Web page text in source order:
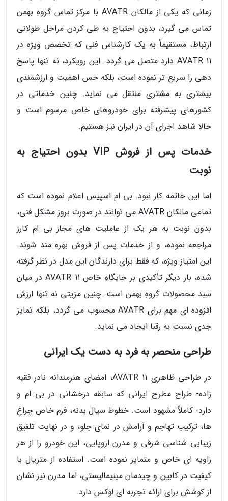
زمانی که یکی از مالکان AVATR با مرکز تماس گروهِ بهمن
تماس می گیرد، بدون احتیاج به طی کردن مراحل طولانی
ارتباط، مستقیماً به یک کارشناس فنی که تخصص ویژه در
AVATR 11 دارد متصل می گردد. این رویکرد، نه تنها پاسخ
دهی را سریع تر نموده است، بلکه حس اهمیت و ارزشمندی
بیشتری به مشتری منتقل می نماید. چنین خدماتی در
کشورهای پیشرفته برای خودروهای خاص مرسوم است و
حالا شاهد اجرای آن در ایران نیز هستیم.
خدمات پس از فروش VIP بدون احتیاج به
نوبت
اما این خاتمه کار نبود. بی ام اسپیس اعلام نموده است که
تمامی مالکان AVATR می توانند در صورت بروز مشکل فنی،
بدون نوبت به هر یک از عاملیت های مجاز بی ام کارز
مراجعه نموده، و از خدمات پس از فروش بهره مند شوند.
این امتیاز ویژه، که فقط برای دارندگان این مدل در نظر گرفته
شده، بار دیگر تأکیدی بر جایگاهِ خاص AVATR 11 در میان
سبد محصولات گروهِ بهمن است. چنین مزیتی نه تنها ارزش
افزوده ای مهم برای AVATR محسوب می گردد، بلکه تمایز
جدی نسبت به رقبا ایجاد می نماید.
طراحی منحصر به فرد به دست یک ایرانی
در طراحی ظاهری AVATR 11، امضای هنرمندانه نادر فقیه
زاده- طراح مطرح ایرانی که سابقه درخشانی در بی ام و
دارد- کاملاً مشهود است. خطوط سیال بدنه، فرم خاص چراغ
ها، ترکیب تهاجم و آرامش در نمای جلو، و در نهایت تلفیق
زیبایی شناسی شرقی و مدرن اروپایی، این خودرو را از هر
زاویه ای خاص و متمایز نموده است. استفاده از متریال با
کیفیت در کابین و چیدمان مینیمالیستی، اما مدرن نیز نشان
از کوشش برای ارائه تجربه ای لوکس دارد.